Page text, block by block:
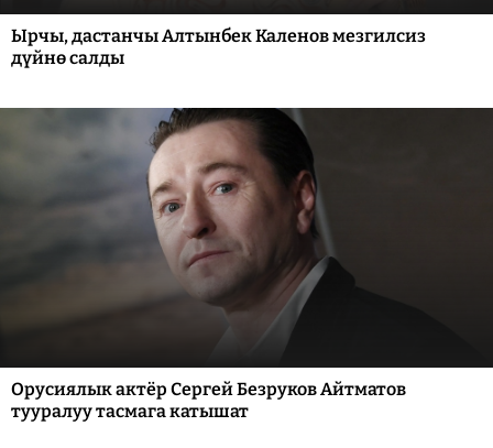
Ырчы, дастанчы Алтынбек Каленов мезгилсиз
дүйнө салды
Орусиялык актёр Сергей Безруков Айтматов
тууралуу тасмага катышат